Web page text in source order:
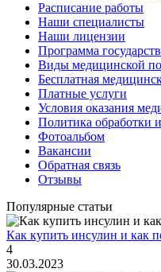
Расписание работы
Наши специалисты
Наши лицензии
Программа
Виды медицинской
Бесплатная
Платные услуги
Условия оказания
Политика обработки
Фотоальбом
Вакансии
Обратная связь
Отзывы
Популярные статьи
Как купить инсулин и как
4
30.03.2023